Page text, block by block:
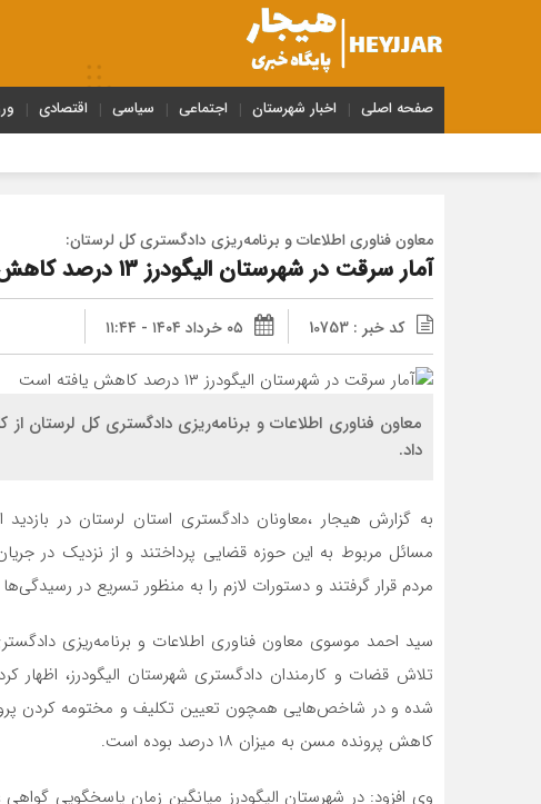
صفحه اصلی اخبار شهرستان اجتماعی سیاسی اقتصادی
معاون فناوری اطلاعات و برنامه‌ریزی دادگستری کل لرستان:
آمار سرقت در شهرستان الیگودرز ۱۳ درصد کاهش یافته است
کد خبر : 10753 ۰۵ خرداد ۱۴۰۴ - ۱۱:۴۴
داد.
به گزارش هیجار ،معاونان دادگستری استان لرستان در
مسائل مربوط به این حوزه قضایی پرداختند و از نزدیک در
مردم قرار گرفتند و دستورات لازم را به منظور تسریع در
سید احمد موسوی معاون فناوری اطلاعات و برنامه‌ریزی
تلاش قضات و کارمندان دادگستری شهرستان الیگودرز، اظهار
کاهش پرونده مسن به میزان ۱۸ درصد بوده است.